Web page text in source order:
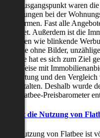
Der Ausgangspunkt waren
Erfahrungen bei der
Plattformen. Fast alle
behaftet. Außerdem ist die
Faktoren wie blinkende
Inserate ohne Bilder,
Flatbee hat es sich zum Ziel
und Weise mit
Bewertung und den
zu gestalten. Deshalb wurde
und Flatbee-Preisbarometer
Kostet die Nutzung von
Die Nutzung von Flatbee ist